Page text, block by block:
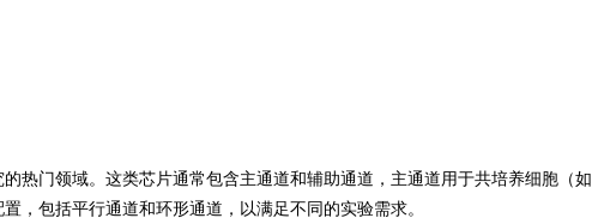
热门领域。这类芯片通常包含主通道和辅助通道，主通道用于共培养细胞（
，包括平行通道和环形通道，以满足不同的实验需求。